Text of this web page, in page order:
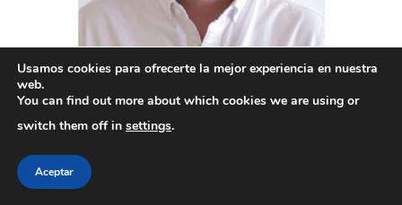
Ingeniero Mecánico y en Sistemas Energéticos por la Universidad La
Salle México, con una especialidad en Dirección Industrial.
Usamos cookies para ofrecerte la mejor experiencia en nuestra
web.
You can find out more about which cookies we are using or
switch them off in settings.
Aceptar